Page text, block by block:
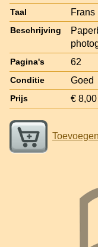
Taal Frans
Beschrijving
Pagina's 62
Conditie Goed
Prijs € 8,00